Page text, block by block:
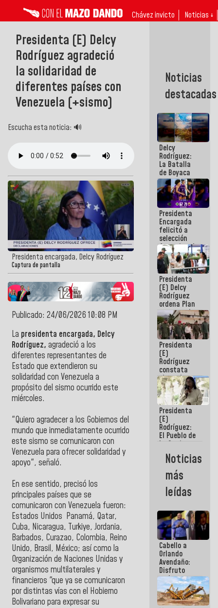
Chávez invicto Noticias ↓
Presidenta (E) Delcy
Rodríguez agradeció
la solidaridad de
diferentes países con
Venezuela (+sismo)
Escucha esta noticia: 🔊
Presidenta encargada, Delcy Rodríguez
Captura de pantalla
Publicado: 24/06/2026 10:08 PM
La presidenta encargada, Delcy
Rodríguez, agradeció a los
diferentes representantes de
Estado que extendieron su
solidaridad con Venezuela a
propósito del sismo ocurrido este
miércoles.
"Quiero agradecer a los Gobiernos del
mundo que inmediatamente ocurrido
este sismo se comunicaron con
Venezuela para ofrecer solidaridad y
apoyo", señaló.
En ese sentido, precisó los
principales países que se
comunicaron con Venezuela fueron:
Estados Unidos Panamá, Qatar,
Cuba, Nicaragua, Turkiye, Jordania,
Barbados, Curazao, Colombia, Reino
Unido, Brasil, México; así como la
Organización de Naciones Unidas y
organismos multilaterales y
financieros "que ya se comunicaron
por distintas vías con el Hobierno
Bolivariano para expresar su
Noticias
destacadas
Delcy
Rodríguez:
La Batalla
de Boyaca
representa
un capítulo
decisivo en
la gesta
emancipadora
de nuestra
América
Presidenta
Encargada
felicitó a
selección
femenina de
baloncesto
por su
clasificación
a la
AmeriCup
2027
Presidenta
(E) Delcy
Rodríguez
ordena Plan
maestro de
desarrollo
logístico y
turístico
para La
Guaira
Presidenta
(E)
Rodríguez
constata
obras de
rehabilitación
de Escuela
Militar de
Mamo en La
Guaira
Presidenta
(E)
Rodríguez:
El Pueblo de
La Guaira
siempre
estará
acompañada
por el
Gobierno
Nacional
Noticias
más
leídas
Cabello a
Orlando
Avendaño:
Disfruto
cada vez
que escribes
porque lo
que haces